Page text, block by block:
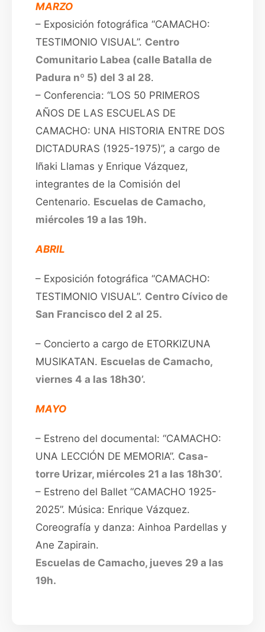
MARZO
– Exposición fotográfica “CAMACHO:
TESTIMONIO VISUAL”. Centro
Comunitario Labea (calle Batalla de
Padura nº 5) del 3 al 28.
– Conferencia: “LOS 50 PRIMEROS
AÑOS DE LAS ESCUELAS DE
CAMACHO: UNA HISTORIA ENTRE DOS
DICTADURAS (1925-1975)”, a cargo de
Iñaki Llamas y Enrique Vázquez,
integrantes de la Comisión del
Centenario. Escuelas de Camacho,
miércoles 19 a las 19h.
ABRIL
– Exposición fotográfica “CAMACHO:
TESTIMONIO VISUAL”. Centro Cívico de
San Francisco del 2 al 25.
– Concierto a cargo de ETORKIZUNA
MUSIKATAN. Escuelas de Camacho,
viernes 4 a las 18h30’.
MAYO
– Estreno del documental: “CAMACHO:
UNA LECCIÓN DE MEMORIA”. Casa-
torre Urizar, miércoles 21 a las 18h30’.
– Estreno del Ballet “CAMACHO 1925-
2025”. Música: Enrique Vázquez.
Coreografía y danza: Ainhoa Pardellas y
Ane Zapirain.
Escuelas de Camacho, jueves 29 a las
19h.